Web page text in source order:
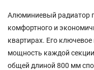
Алюминиевый радиатор
комфортного и
квартирах. Его
мощность каждой
общей длиной 800 мм